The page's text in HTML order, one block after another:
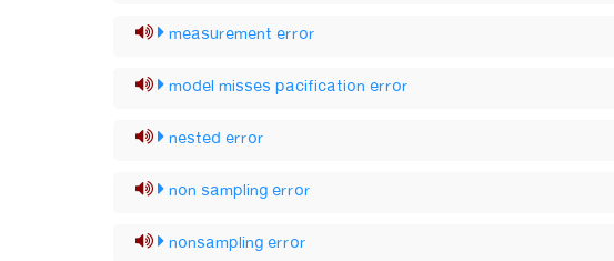
measurement error
model misses pacification error
nested error
non sampling error
nonsampling error